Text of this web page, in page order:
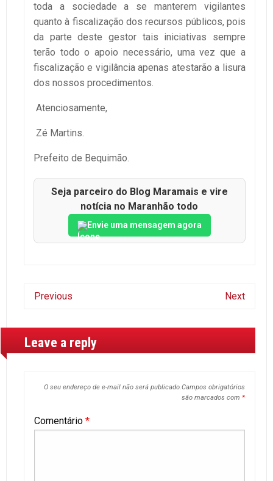
toda a sociedade a se manterem vigilantes
quanto à fiscalização dos recursos públicos, pois
da parte deste gestor tais iniciativas sempre
terão todo o apoio necessário, uma vez que a
fiscalização e vigilância apenas atestarão a lisura
dos nossos procedimentos.
Atenciosamente,
Zé Martins.
Prefeito de Bequimão.
Seja parceiro do Blog Maramais e vire
notícia no Maranhão todo
Envie uma mensagem agora
Previous Next
Leave a reply
O seu endereço de e-mail não será publicado.Campos obrigatórios
são marcados com *
Comentário *